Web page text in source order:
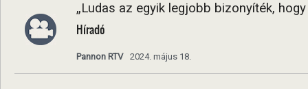
„Ludas az egyik legjobb bizonyíték,
Híradó
Pannon RTV 2024. május 18.